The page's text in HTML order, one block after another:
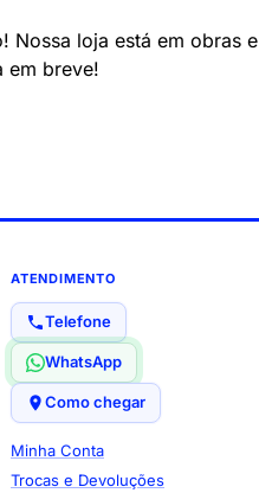
Nossa loja está em obras e
em breve!
ATENDIMENTO
Telefone
WhatsApp
Como chegar
Minha Conta
Trocas e Devoluções